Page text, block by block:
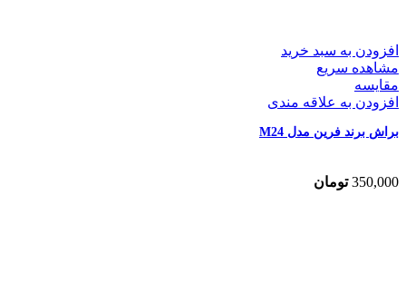
افزودن به سبد خرید
مشاهده سریع
مقایسه
افزودن به علاقه مندی
براش برند فرین مدل M24
350,000 تومان